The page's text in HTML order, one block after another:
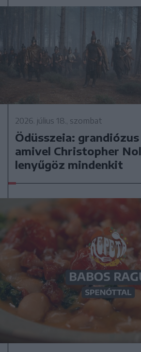
2026. július 18., szombat
Ödüsszeia:
amivel Christopher
lenyűgöz mindenkit